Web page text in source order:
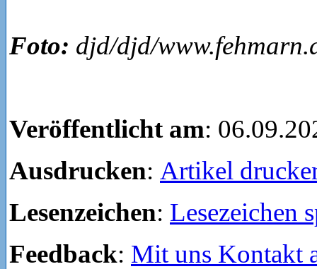
Foto: djd/djd/
Veröffentlicht am:
Ausdrucken: Artikel
Lesenzeichen: Lesezeichen
Feedback: Mit uns Kontakt